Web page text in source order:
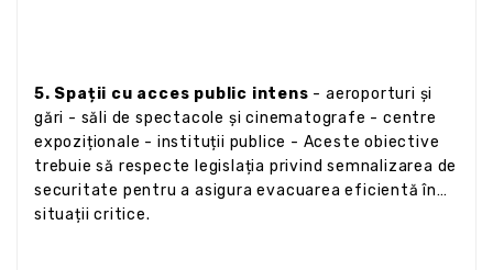
5. Spații cu acces public intens - aeroporturi și
gări - săli de spectacole și cinematografe - centre
expoziționale - instituții publice - Aceste obiective
trebuie să respecte legislația privind semnalizarea de
securitate pentru a asigura evacuarea eficientă în
situații critice.